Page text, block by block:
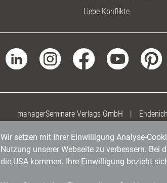
Liebe Konflikte
managerSeminare Verlags GmbH
Wir setzen mit Ihrer Einwilligung Analyse-
Nutzung unserer Webseite zu verbessern.
die USA kommen. Ihre Einwilligung bezieht